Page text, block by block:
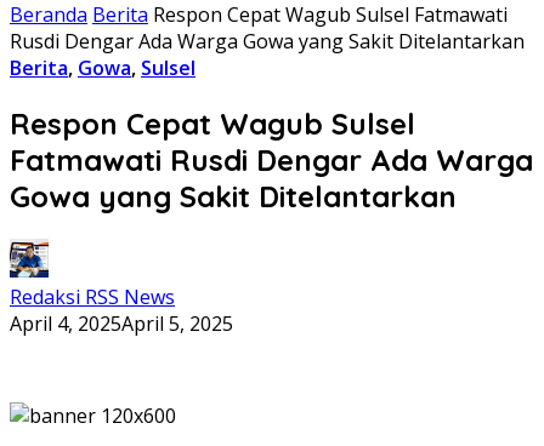
Beranda Berita Respon Cepat Wagub Sulsel Fatmawati
Rusdi Dengar Ada Warga Gowa yang Sakit Ditelantarkan
Berita, Gowa, Sulsel
Respon Cepat Wagub Sulsel
Fatmawati Rusdi Dengar Ada Warga
Gowa yang Sakit Ditelantarkan
Redaksi RSS News
April 4, 2025April 5, 2025